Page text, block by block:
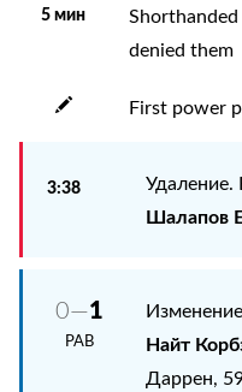
5 мин
denied them
First power
3:38 Удаление.
Шалапов
0—1
РАВ
Найт
Даррен,